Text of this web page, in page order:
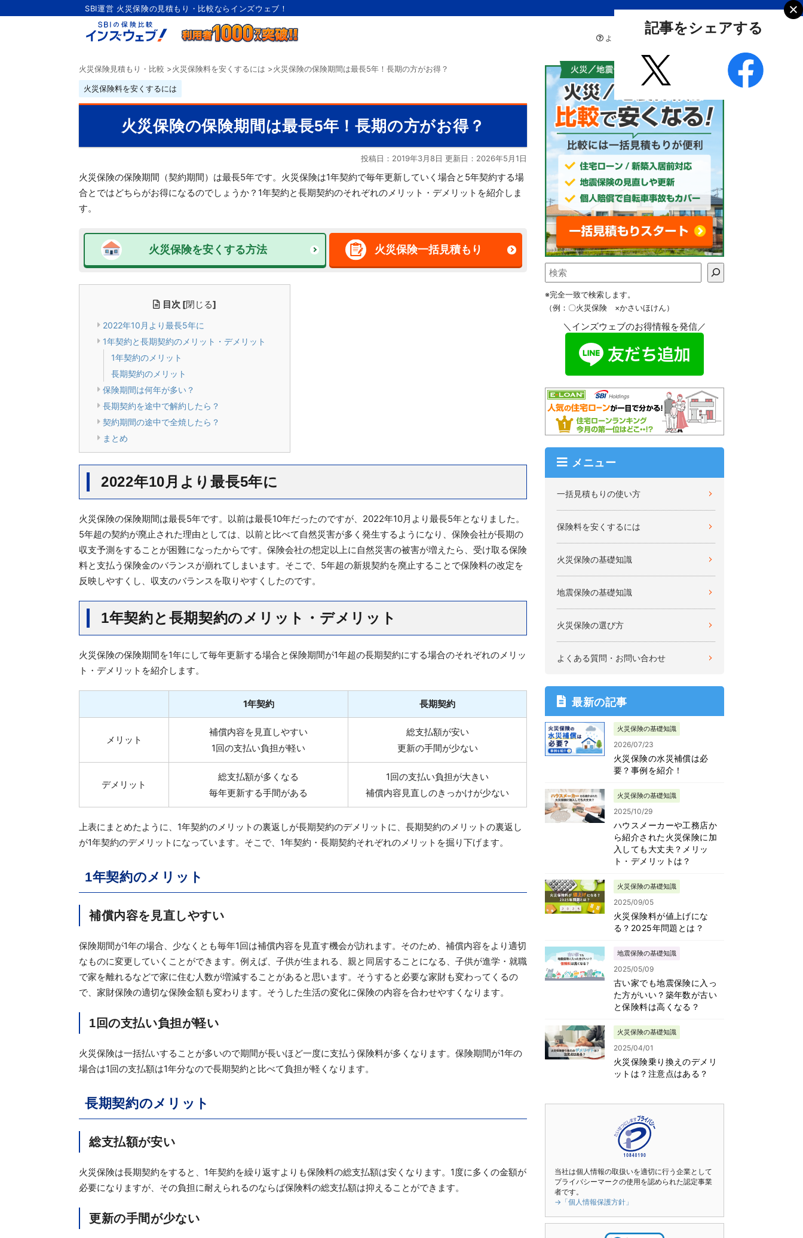
SBI運営 火災保険の見積もり・比較ならインズウェブ！
よくあるご質問 お問い合わせ
火災保険見積もり・比較 >火災保険料を安くするには >火災保険の保険期間は最長5年！長期の方がお得？
火災保険料を安くするには
火災保険の保険期間は最長5年！長期の方がお得？
投稿日：2019年3月8日 更新日： 2026年5月1日
火災保険の保険期間（契約期間）は最長5年です。火災保険は1年契約で毎年更新していく場合と5年契約する場
合とではどちらがお得になるのでしょうか？1年契約と長期契約のそれぞれのメリット・デメリットを紹介しま
す。
火災保険を安くする方法 火災保険一括見積もり
目次 [閉じる]
2022年10月より最長5年に
1年契約と長期契約のメリット・デメリット
1年契約のメリット
長期契約のメリット
保険期間は何年が多い？
長期契約を途中で解約したら？
契約期間の途中で全焼したら？
まとめ
2022年10月より最長5年に
火災保険の保険期間は最長5年です。以前は最長10年だったのですが、2022年10月より最長5年となりました。
5年超の契約が廃止された理由としては、以前と比べて自然災害が多く発生するようになり、保険会社が長期の
収支予測をすることが困難になったからです。保険会社の想定以上に自然災害の被害が増えたら、受け取る保険
料と支払う保険金のバランスが崩れてしまいます。そこで、5年超の新規契約を廃止することで保険料の改定を
反映しやすくし、収支のバランスを取りやすくしたのです。
1年契約と長期契約のメリット・デメリット
火災保険の保険期間を1年にして毎年更新する場合と保険期間が1年超の長期契約にする場合のそれぞれのメリッ
ト・デメリットを紹介します。
1年契約 長期契約
メリット
補償内容を見直しやすい
1回の支払い負担が軽い
総支払額が安い
更新の手間が少ない
デメリット
総支払額が多くなる
毎年更新する手間がある
1回の支払い負担が大きい
補償内容見直しのきっかけが少ない
上表にまとめたように、1年契約のメリットの裏返しが長期契約のデメリットに、長期契約のメリットの裏返し
が1年契約のデメリットになっています。そこで、1年契約・長期契約それぞれのメリットを掘り下げます。
1年契約のメリット
補償内容を見直しやすい
保険期間が1年の場合、少なくとも毎年1回は補償内容を見直す機会が訪れます。そのため、補償内容をより適切
なものに変更していくことができます。例えば、子供が生まれる、親と同居することになる、子供が進学・就職
で家を離れるなどで家に住む人数が増減することがあると思います。そうすると必要な家財も変わってくるの
で、家財保険の適切な保険金額も変わります。そうした生活の変化に保険の内容を合わせやすくなります。
1回の支払い負担が軽い
火災保険は一括払いすることが多いので期間が長いほど一度に支払う保険料が多くなります。保険期間が1年の
場合は1回の支払額は1年分なので長期契約と比べて負担が軽くなります。
長期契約のメリット
総支払額が安い
火災保険は長期契約をすると、1年契約を繰り返すよりも保険料の総支払額は安くなります。1度に多くの金額が
必要になりますが、その負担に耐えられるのならば保険料の総支払額は抑えることができます。
更新の手間が少ない
※完全一致で検索します。
（例：〇火災保険 ×かさいほけん）
＼インズウェブのお得情報を発信／
メニュー
一括見積もりの使い方
保険料を安くするには
火災保険の基礎知識
地震保険の基礎知識
火災保険の選び方
よくある質問・お問い合わせ
最新の記事
火災保険の基礎知識
2026/07/23
火災保険の水災補償は必
要？事例を紹介！
火災保険の基礎知識
2025/10/29
ハウスメーカーや工務店か
ら紹介された火災保険に加
入しても大丈夫？メリッ
ト・デメリットは？
火災保険の基礎知識
2025/09/05
火災保険料が値上げにな
る？2025年問題とは？
地震保険の基礎知識
2025/05/09
古い家でも地震保険に入っ
た方がいい？築年数が古い
と保険料は高くなる？
火災保険の基礎知識
2025/04/01
火災保険乗り換えのデメリ
ットは？注意点はある？
当社は個人情報の取扱いを適切に行う企業として
プライバシーマークの使用を認められた認定事業
者です。
→「個人情報保護方針」
記事をシェアする